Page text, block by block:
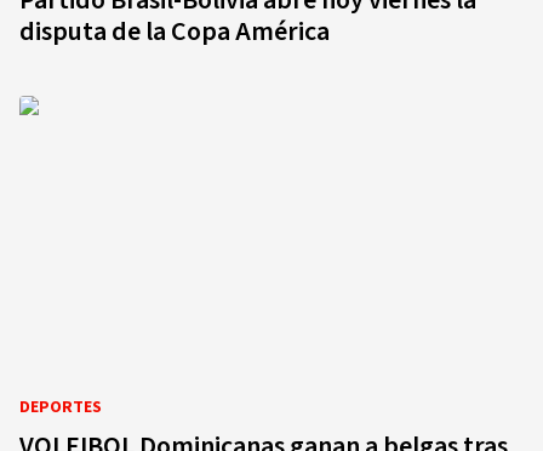
disputa de la Copa América
DEPORTES